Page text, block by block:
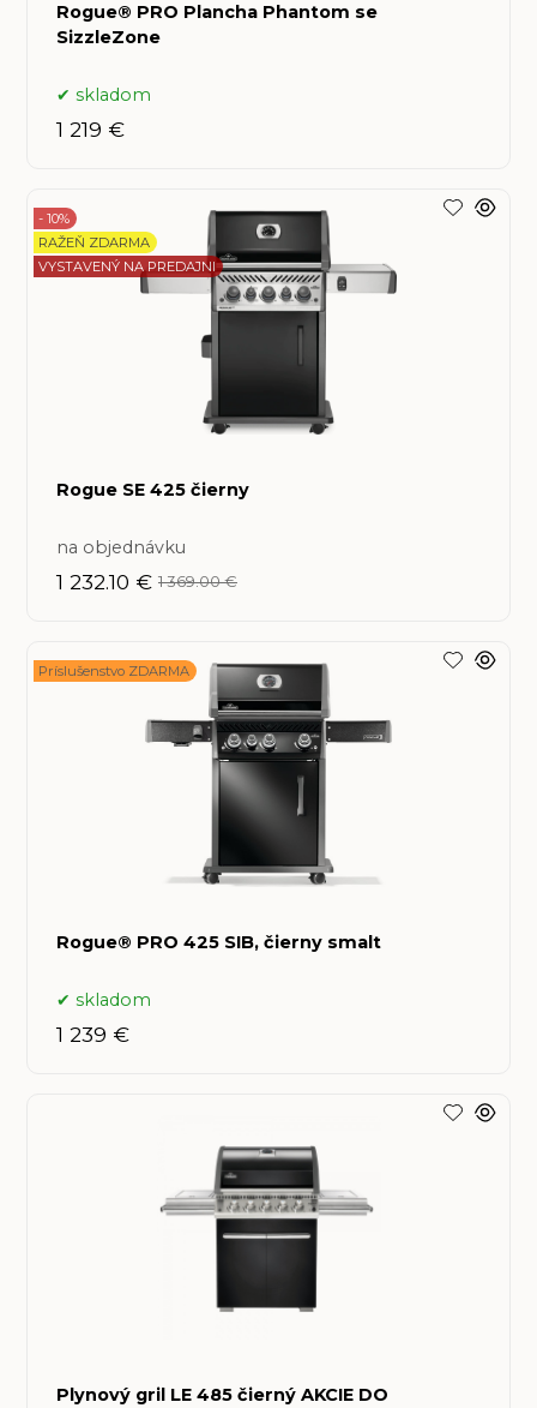
Rogue® PRO Plancha Phantom se
SizzleZone
skladom
1 219 €
Rogue SE 425 čierny
- 10%
RAŽEŇ ZDARMA
VYSTAVENÝ NA PREDAJNI
na objednávku
1 232.10 € 1 369.00 €
Rogue® PRO 425 SIB, čierny smalt
Príslušenstvo ZDARMA
skladom
1 239 €
Plynový gril LE 485 čierný AKCIE DO